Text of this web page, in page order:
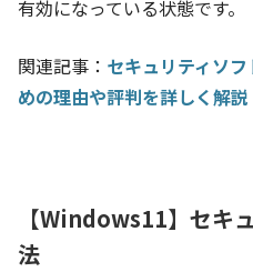
有効になっている状態です。
関連記事： セキュリティソ
めの理由や評判を詳しく解説
【Windows11】セキ
法